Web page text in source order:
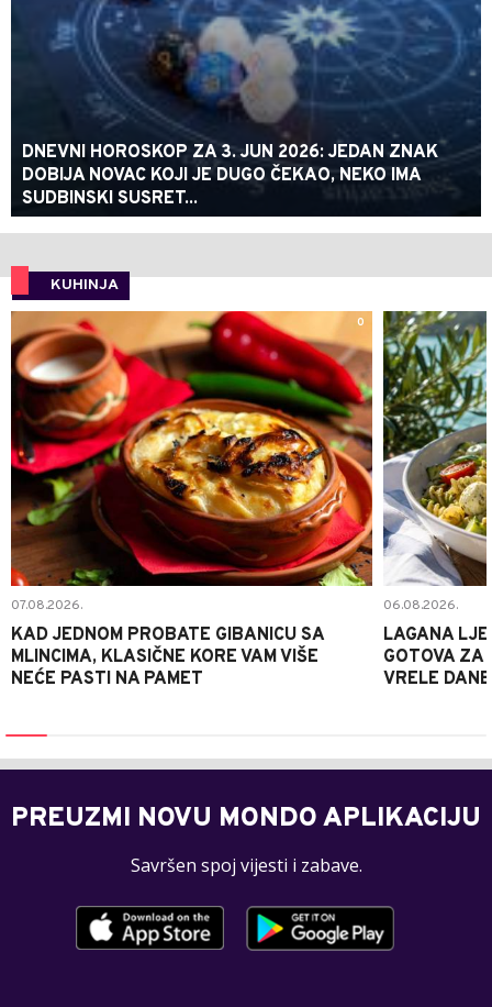
DNEVNI HOROSKOP ZA 3. JUN 2026: JEDAN ZNAK
DOBIJA NOVAC KOJI JE DUGO ČEKAO, NEKO IMA
SUDBINSKI SUSRET...
KUHINJA
0
07.08.2026.
KAD JEDNOM PROBATE GIBANICU SA
MLINCIMA, KLASIČNE KORE VAM VIŠE
NEĆE PASTI NA PAMET
06.08.2026.
LAGANA
GOTOVA ZA
VRELE DANE
PREUZMI NOVU MONDO APLIKACIJU
Savršen spoj vijesti i zabave.